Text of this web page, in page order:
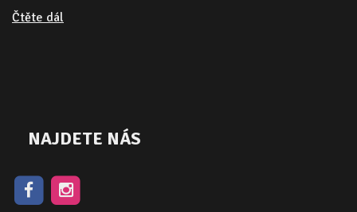
Čtěte dál
NAJDETE NÁS